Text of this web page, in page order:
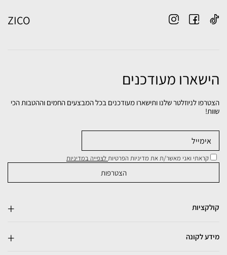
ZICO
הישארו מעודכנים
הצטרפו לניוזלטר שלנו ותישארו מעודכנים בכל המבצעים החמים וההטבות הכי
שוות!
קראתי ואני מאשר/ת את מדיניות הפרטיותלצפייה במדיניות
קולקציות
מידע לקונה